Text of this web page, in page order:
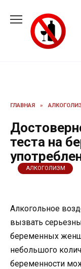
содержанию
ГЛАВНАЯ »
теста на
АЛКОГОЛИЗМ
Алкогольное
вызвать
беременных
небольшого
беременности